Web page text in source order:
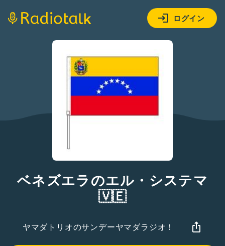
ログイン
ベネズエラのエル・システマ
🇻🇪
ヤマダトリオのサンデーヤマダラジオ！